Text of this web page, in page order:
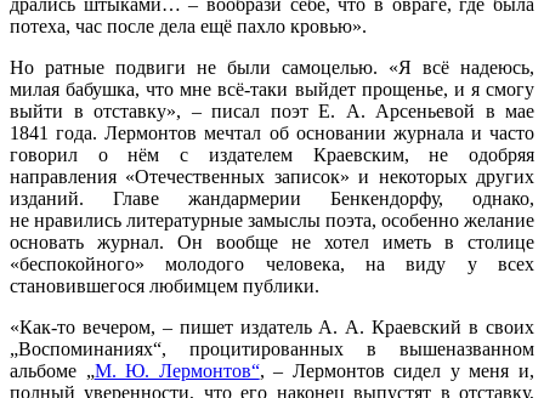
потеха, час после дела ещё пахло кровью».
Но ратные подвиги не были самоцелью. «Я всё надеюсь,
милая бабушка, что мне всё-таки выйдет прощенье, и я смогу
выйти в отставку», – писал поэт Е. А. Арсеньевой в мае
1841 года. Лермонтов мечтал об основании журнала и часто
говорил о нём с издателем Краевским, не одобряя
направления «Отечественных записок» и некоторых других
изданий. Главе жандармерии Бенкендорфу, однако,
не нравились литературные замыслы поэта, особенно желание
основать журнал. Он вообще не хотел иметь в столице
«беспокойного» молодого человека, на виду у всех
становившегося любимцем публики.
«Как-то вечером, – пишет издатель А. А. Краевский в своих
„Воспоминаниях“, процитированных в вышеназванном
альбоме „М. Ю. Лермонтов“, – Лермонтов сидел у меня и,
полный уверенности, что его наконец выпустят в отставку,